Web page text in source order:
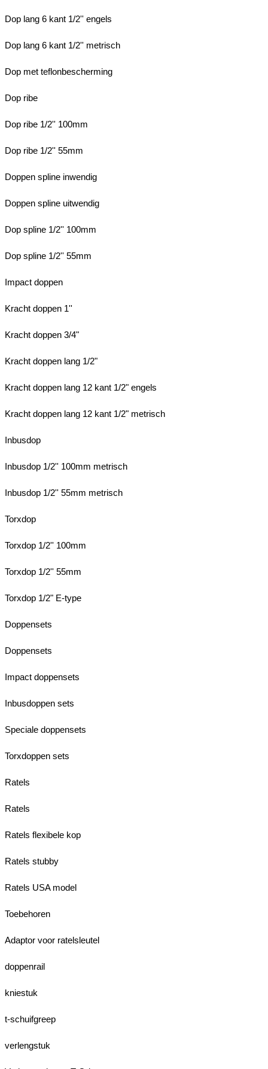
Dop lang 6 kant 1/2'' engels
Dop lang 6 kant 1/2'' metrisch
Dop met teflonbescherming
Dop ribe
Dop ribe 1/2'' 100mm
Dop ribe 1/2'' 55mm
Doppen spline inwendig
Doppen spline uitwendig
Dop spline 1/2'' 100mm
Dop spline 1/2'' 55mm
Impact doppen
Kracht doppen 1''
Kracht doppen 3/4"
Kracht doppen lang 1/2"
Kracht doppen lang 12 kant 1/2" engels
Kracht doppen lang 12 kant 1/2" metrisch
Inbusdop
Inbusdop 1/2'' 100mm metrisch
Inbusdop 1/2'' 55mm metrisch
Torxdop
Torxdop 1/2'' 100mm
Torxdop 1/2'' 55mm
Torxdop 1/2" E-type
Doppensets
Doppensets
Impact doppensets
Inbusdoppen sets
Speciale doppensets
Torxdoppen sets
Ratels
Ratels
Ratels flexibele kop
Ratels stubby
Ratels USA model
Toebehoren
Adaptor voor ratelsleutel
doppenrail
kniestuk
t-schuifgreep
verlengstuk